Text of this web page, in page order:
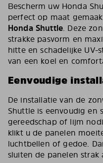
Bescherm uw Honda
perfect op maat
Honda Shuttle. Deze
strakke pasvorm en
hitte en schadelijke UV-
van een koel en
Eenvoudige
De installatie van de
Shuttle is eenvoudig en
gereedschap of lijm
klikt u de panelen
luchtbellen of gedoe.
sluiten de panelen